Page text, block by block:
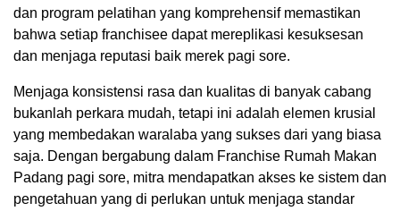
dan program pelatihan yang komprehensif memastikan
bahwa setiap franchisee dapat mereplikasi kesuksesan
dan menjaga reputasi baik merek pagi sore.
Menjaga konsistensi rasa dan kualitas di banyak cabang
bukanlah perkara mudah, tetapi ini adalah elemen krusial
yang membedakan waralaba yang sukses dari yang biasa
saja. Dengan bergabung dalam Franchise Rumah Makan
Padang pagi sore, mitra mendapatkan akses ke sistem dan
pengetahuan yang di perlukan untuk menjaga standar